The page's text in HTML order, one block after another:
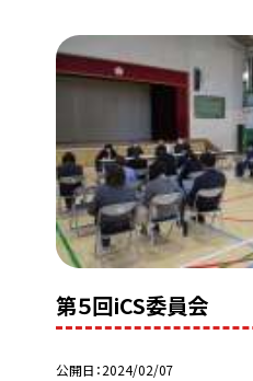
第５回iCS委員会
公開日 2024/02/07